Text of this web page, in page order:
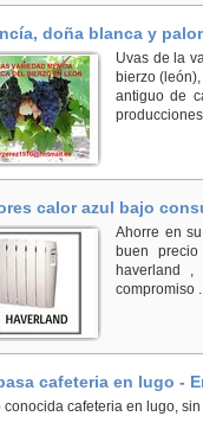
doña blanca y
Uvas de la
bierzo
antiguo de
calor azul bajo
Ahorre en
buen
haverland
compromiso .
cafeteria en lugo -
conocida cafeteria en lugo,